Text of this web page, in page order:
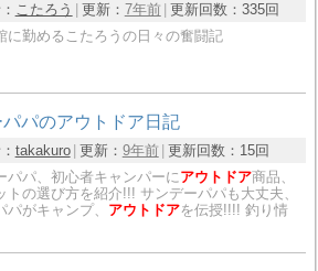
こたろう 更新： 7年前 更新回数： 335回
に勤めるこたろうの日々の奮闘記
パのアウトドア日記
takakuro 更新： 9年前 更新回数： 15回
パパ、初心者キャンパーにアウトドア商品、
トの選び方を紹介!!! サンデーパパも大丈夫、
パがキャンプ、 アウトドアを伝授!!!! 釣り情